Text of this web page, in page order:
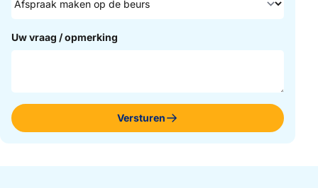
Uw vraag / opmerking
Versturen